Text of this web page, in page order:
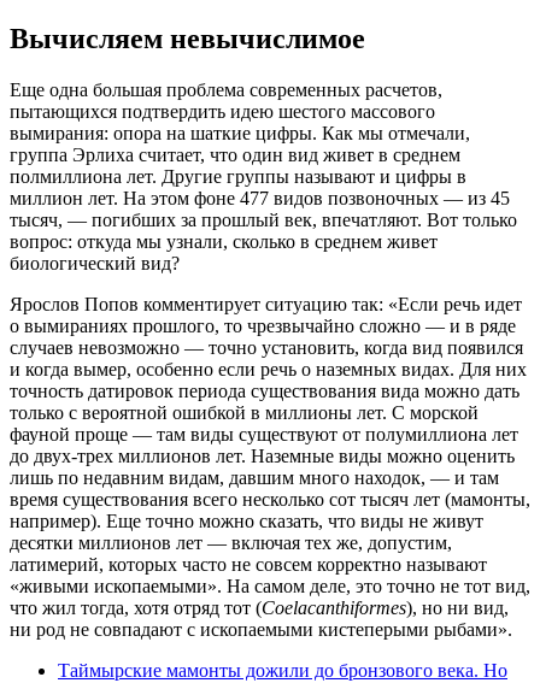
Вычисляем невычислимое
Еще одна большая проблема современных расчетов,
пытающихся подтвердить идею шестого массового
вымирания: опора на шаткие цифры. Как мы отмечали,
группа Эрлиха считает, что один вид живет в среднем
полмиллиона лет. Другие группы называют и цифры в
миллион лет. На этом фоне 477 видов позвоночных — из 45
тысяч, — погибших за прошлый век, впечатляют. Вот только
вопрос: откуда мы узнали, сколько в среднем живет
биологический вид?
Ярослов Попов комментирует ситуацию так: «Если речь идет
о вымираниях прошлого, то чрезвычайно сложно — и в ряде
случаев невозможно — точно установить, когда вид появился
и когда вымер, особенно если речь о наземных видах. Для них
точность датировок периода существования вида можно дать
только с вероятной ошибкой в миллионы лет. С морской
фауной проще — там виды существуют от полумиллиона лет
до двух-трех миллионов лет. Наземные виды можно оценить
лишь по недавним видам, давшим много находок, — и там
время существования всего несколько сот тысяч лет (мамонты,
например). Еще точно можно сказать, что виды не живут
десятки миллионов лет — включая тех же, допустим,
латимерий, которых часто не совсем корректно называют
«живыми ископаемыми». На самом деле, это точно не тот вид,
что жил тогда, хотя отряд тот (Coelacanthiformes), но ни вид,
ни род не совпадают с ископаемыми кистеперыми рыбами».
Таймырские мамонты дожили до бронзового века. Но